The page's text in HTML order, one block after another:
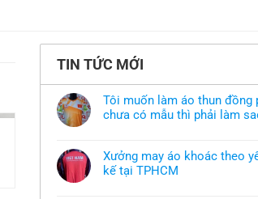
TIN TỨC MỚI
Tôi muốn làm áo thun đồng
chưa có mẫu thì phải làm
bình
luận
ở
Tôi
Xưởng may áo khoác theo
kế tại TPHCM